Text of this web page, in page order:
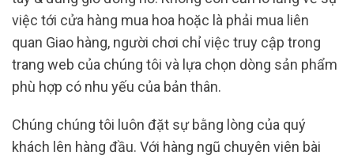
việc tới cửa hàng mua hoa hoặc là phải mua liên
quan Giao hàng, người chơi chỉ việc truy cập trong
trang web của chúng tôi và lựa chọn dòng sản phẩm
phù hợp có nhu yếu của bản thân.
Chúng chúng tôi luôn đặt sự bằng lòng của quý
khách lên hàng đầu. Với hàng ngũ chuyên viên bài